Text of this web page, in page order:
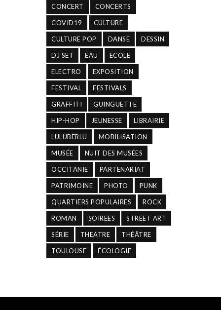
CONCERT CONCERTS
COVID19 CULTURE
CULTURE POP DANSE DESSIN
DJ SET EAU ECOLE
ELECTRO EXPOSITION
FESTIVAL FESTIVALS
GRAFFITI GUINGUETTE
HIP-HOP JEUNESSE LIBRAIRIE
LULUBERLU MOBILISATION
MUSÉE NUIT DES MUSÉES
OCCITANIE PARTENARIAT
PATRIMOINE PHOTO PUNK
QUARTIERS POPULAIRES ROCK
ROMAN SOIREES STREET ART
SÉRIE THEATRE THÉÂTRE
TOULOUSE ÉCOLOGIE